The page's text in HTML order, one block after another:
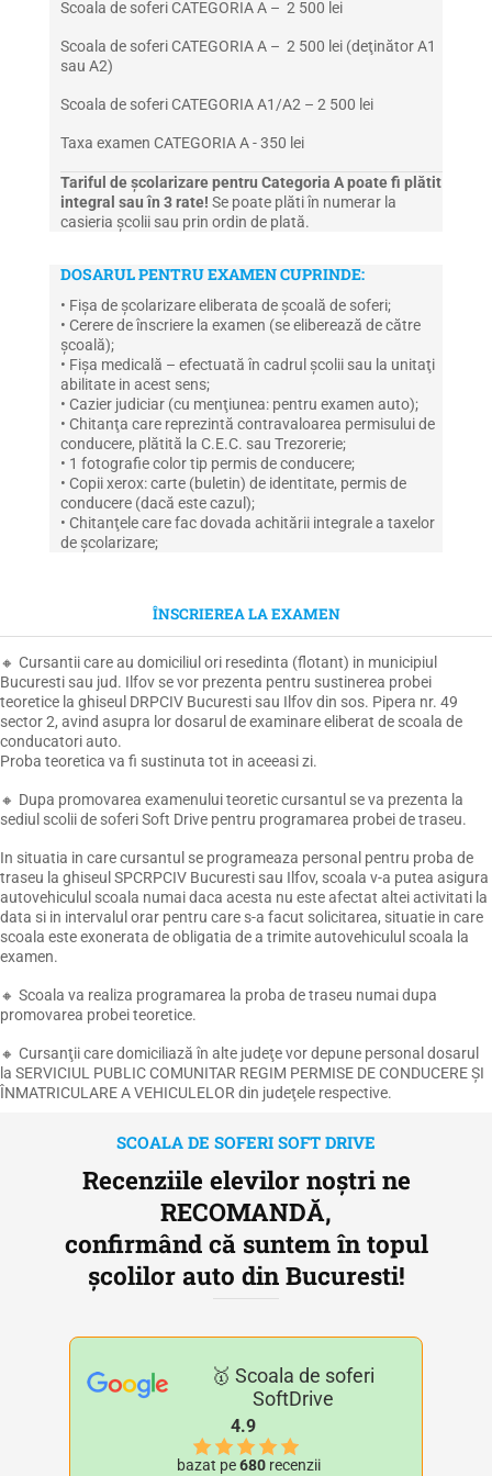
Scoala de soferi CATEGORIA A – 2 500 lei
Scoala de soferi CATEGORIA A – 2 500 lei (deţinător A1
sau A2)
Scoala de soferi CATEGORIA A1/A2 – 2 500 lei
Taxa examen CATEGORIA A - 350 lei
Tariful de şcolarizare pentru Categoria A poate fi plătit
integral sau în 3 rate! Se poate plăti în numerar la
casieria şcolii sau prin ordin de plată.
DOSARUL PENTRU EXAMEN CUPRINDE:
• Fişa de şcolarizare eliberata de şcoală de soferi;
• Cerere de înscriere la examen (se eliberează de către
şcoală);
• Fişa medicală – efectuată în cadrul şcolii sau la unitaţi
abilitate in acest sens;
• Cazier judiciar (cu menţiunea: pentru examen auto);
• Chitanţa care reprezintă contravaloarea permisului de
conducere, plătită la C.E.C. sau Trezorerie;
• 1 fotografie color tip permis de conducere;
• Copii xerox: carte (buletin) de identitate, permis de
conducere (dacă este cazul);
• Chitanţele care fac dovada achitării integrale a taxelor
de şcolarizare;
ÎNSCRIEREA LA EXAMEN
🔸 Cursantii care au domiciliul ori resedinta (flotant) in municipiul
Bucuresti sau jud. Ilfov se vor prezenta pentru sustinerea probei
teoretice la ghiseul DRPCIV Bucuresti sau Ilfov din sos. Pipera nr. 49
sector 2, avind asupra lor dosarul de examinare eliberat de scoala de
conducatori auto.
Proba teoretica va fi sustinuta tot in aceeasi zi.
🔸 Dupa promovarea examenului teoretic cursantul se va prezenta la
sediul scolii de soferi Soft Drive pentru programarea probei de traseu.
In situatia in care cursantul se programeaza personal pentru proba de
traseu la ghiseul SPCRPCIV Bucuresti sau Ilfov, scoala v-a putea asigura
autovehiculul scoala numai daca acesta nu este afectat altei activitati la
data si in intervalul orar pentru care s-a facut solicitarea, situatie in care
scoala este exonerata de obligatia de a trimite autovehiculul scoala la
examen.
🔸 Scoala va realiza programarea la proba de traseu numai dupa
promovarea probei teoretice.
🔸 Cursanţii care domiciliază în alte judeţe vor depune personal dosarul
la SERVICIUL PUBLIC COMUNITAR REGIM PERMISE DE CONDUCERE ŞI
ÎNMATRICULARE A VEHICULELOR din judeţele respective.
SCOALA DE SOFERI SOFT DRIVE
Recenziile elevilor noștri ne
RECOMANDĂ,
confirmând că suntem în topul
școlilor auto din Bucuresti!
🥇 Scoala de soferi
SoftDrive
4.9
bazat pe680 recenzii